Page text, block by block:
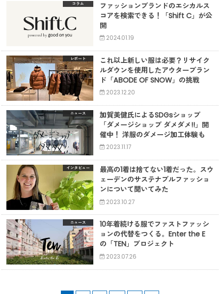
コラム
ファッションブランドのエシカルス
コアを検索できる！「Shift C」が公
開
2024.01.19
レポート
これ以上新しい服は必要？リサイク
ルダウンを使用したアウターブラン
ド「ABODE OF SNOW」の挑戦
2023.12.20
ニュース
加賀美健氏によるSDGsショップ
「ダメージショップ ダメダメ!!」開
催中！ 洋服のダメージ加工体験も
2023.11.17
インタビュー
最高の1着は捨てない1着だった。スウ
ェーデンのサステナブルファッショ
ンについて聞いてみた
2023.10.27
ニュース
10年着続ける服でファストファッシ
ョンの代替をつくる。Enter the E
の「TEN」プロジェクト
2023.07.26